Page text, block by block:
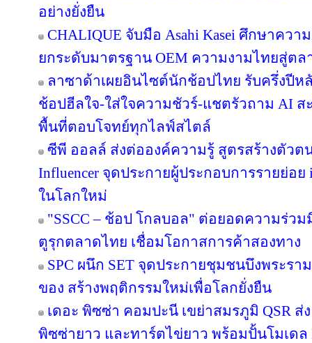
อย่างยั่งยืน
CHALIQUE จับมือ Asahi Kasei ศึกษาคว
ยกระดับมาตรฐาน OEM ความงามไทยสู่ตล
ลาซาด้าเผยอินไซต์นักช้อปไทย รับครึ่งปีห
ช้อปฮีลใจ-ใส่ใจความชัวร์-แชตรัวถาม AI
พื้นที่ตอบโจทย์ทุกไลฟ์สไตล์
ซีพี ออลล์ ส่งต่อองค์ความรู้ สูตรสร้างตัวต
Influencer จุดประกายผู้ประกอบการรายย่อ
ในโลกใหม่
"SSCC – ช้อป โกลบอล" ต่อยอดความร่ว
ตูรุกตลาดไทย เชื่อมโอกาสการค้าสองทาง
SPC ผนึก SET จุดประกายชุมชนบึงพระร
ของ สร้างพฤติกรรมใหม่เพื่อโลกยั่งยืน
เดอะ พิซซ่า คอมปะนี เขย่าสมรภูมิ QSR ส่
พิซซ่ายาว และทาร์ตไข่ยาว พร้อมปั้นโมเดล